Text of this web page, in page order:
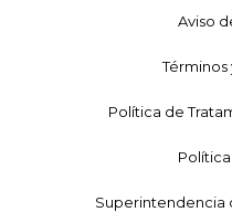
Aviso
Política de
Superintendencia